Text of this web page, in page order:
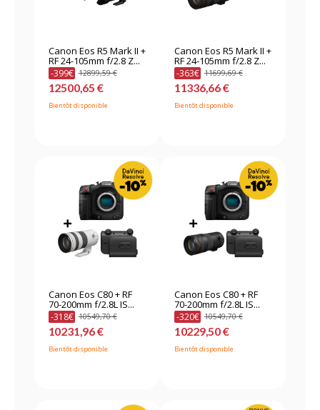
Canon Eos R5 Mark II +
RF 24-105mm f/2.8 Z...
-399€ 12899,59 €
12500,65 €
Bientôt disponible
Canon Eos R5 Mark II +
RF 24-105mm f/2.8 Z...
-363€ 11699,69 €
11336,66 €
Bientôt disponible
Canon Eos C80 + RF
70-200mm f/2.8L IS...
-318€ 10549,70 €
10231,96 €
Bientôt disponible
Canon Eos C80 + RF
70-200mm f/2.8L IS...
-320€ 10549,70 €
10229,50 €
Bientôt disponible